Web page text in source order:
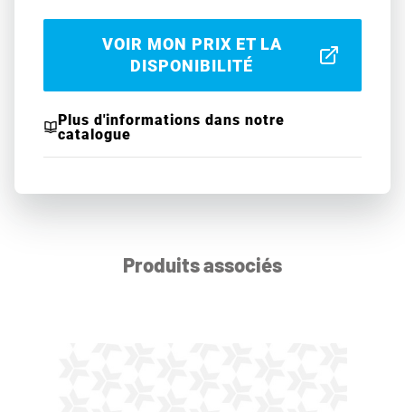
VOIR MON PRIX ET LA
DISPONIBILITÉ
Plus d'informations dans notre
catalogue
Produits associés